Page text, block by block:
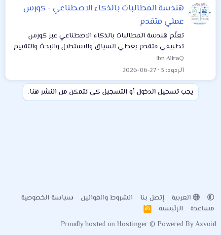
هندسة المطالبات بالذكاء الاصطناعي - كورس
عملي متقدم
تعلّم هندسة المطالبات بالذكاء الاصطناعي عبر كورس
تطبيقي متقدم يغطي السياق والاستدلال والبحث والتقييم
والأمان، مع قوالب وتمارين ومشروع نهائي.
Ibn AliraQ
الردود 3
2026-06-27
يجب تسجيل الدخول أو التسجيل كي تتمكن من النشر هنا.
العربية إتصل بنا الشروط والقوانين
سياسة الخصوصية
مساعدة
الرئيسية
R
S
Proudly hosted on Hostinger© Powered ByAxvoid